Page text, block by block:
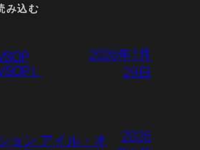
み込む
）
2026年7月
29日
ョン アイル・オ
2026